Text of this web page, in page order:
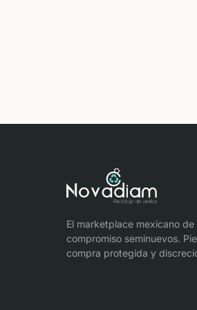
El marketplace mexicano de
compromiso seminuevos.
compra protegida y